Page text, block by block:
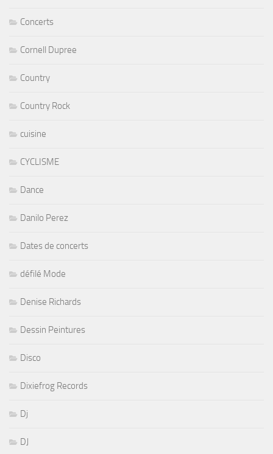
Concerts
Cornell Dupree
Country
Country Rock
cuisine
CYCLISME
Dance
Danilo Perez
Dates de concerts
défilé Mode
Denise Richards
Dessin Peintures
Disco
Dixiefrog Records
Dj
DJ